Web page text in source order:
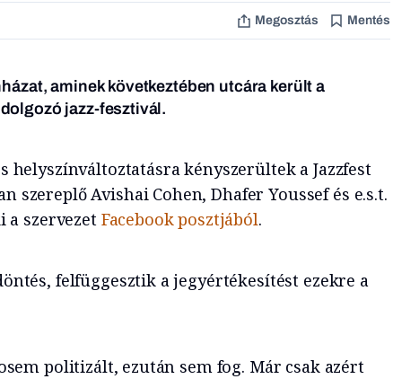
Megosztás Mentés
aminek következtében utcára került a
jazz-fesztivál.
helyszínváltoztatásra kényszerültek a Jazzfest
szereplő Avishai Cohen, Dhafer Youssef és e.s.t.
a szervezet Facebook posztjából.
felfüggesztik a jegyértékesítést ezekre a
politizált, ezután sem fog. Már csak azért